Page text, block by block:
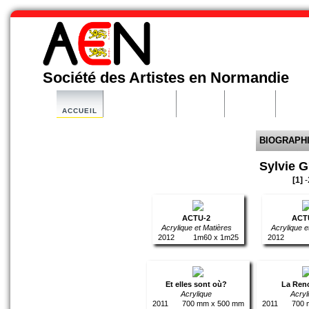
Société des Artistes en Normandie
ACCUEIL
Sylvie
[1]-
ACTU-2
Acrylique et Matières
2012
1m60 x 1m25
Acrylique
2012
Et elles sont où?
Acrylique
2011
700 mm x 500 mm
La
2011
700